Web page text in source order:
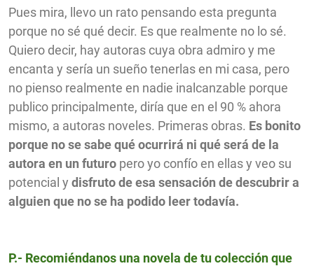
Pues mira, llevo un rato pensando esta pregunta
porque no sé qué decir. Es que realmente no lo sé.
Quiero decir, hay autoras cuya obra admiro y me
encanta y sería un sueño tenerlas en mi casa, pero
no pienso realmente en nadie inalcanzable porque
publico principalmente, diría que en el 90 % ahora
mismo, a autoras noveles. Primeras obras. Es bonito
porque no se sabe qué ocurrirá ni qué será de la
autora en un futuro pero yo confío en ellas y veo su
potencial y disfruto de esa sensación de descubrir a
alguien que no se ha podido leer todavía.
P.- Recomiéndanos una novela de tu colección que